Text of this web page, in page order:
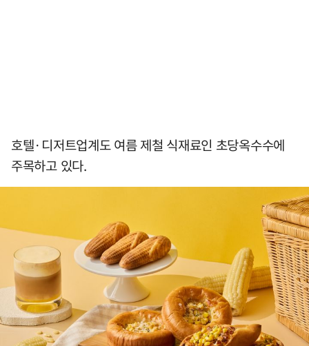
호텔·디저트업계도 여름 제철 식재료인 초당옥수수에
주목하고 있다.